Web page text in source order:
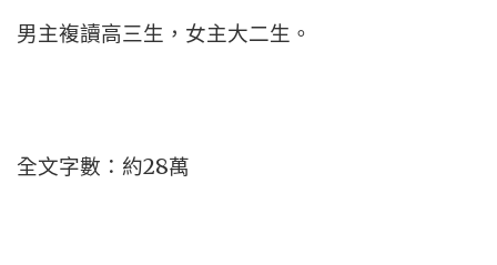
男主複讀高三生，女主大二生。
全文字數：約28萬